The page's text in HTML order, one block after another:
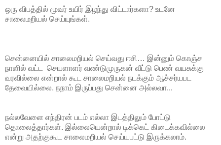
ஒரு விபத்தில் மூவர் உயிர் இழந்து விட்டார்களா? உடனே
சாலைமறியல் செய்யுங்கள்.
சென்னையில் சாலைமறியல் செய்வது ஈசி… இன்னும் கொஞ்ச
நாளில் வட்ட செயளாளர் வண்டுமுருகன் வீட்டு பெண் வயசுக்கு
வரவில்லை என்றால் கூட சாலைமறியல் நடக்கும் ஆச்சர்யபட
தேவையில்லை. நநாம் இருப்பது சென்னை அல்லவா...
நல்லவேளை எந்திரன் படம் எல்லா இடத்திலும் போட்டு
தொலைத்தார்கள். இல்லையென்றால் டிக்கெட் கிடைக்கவில்லை
என்று அதற்குகூட சாலைமறியல் செய்யபட்டு இருக்கலாம்.